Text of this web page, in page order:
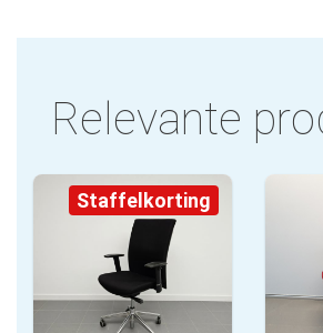
Relevante
Staffelkorting